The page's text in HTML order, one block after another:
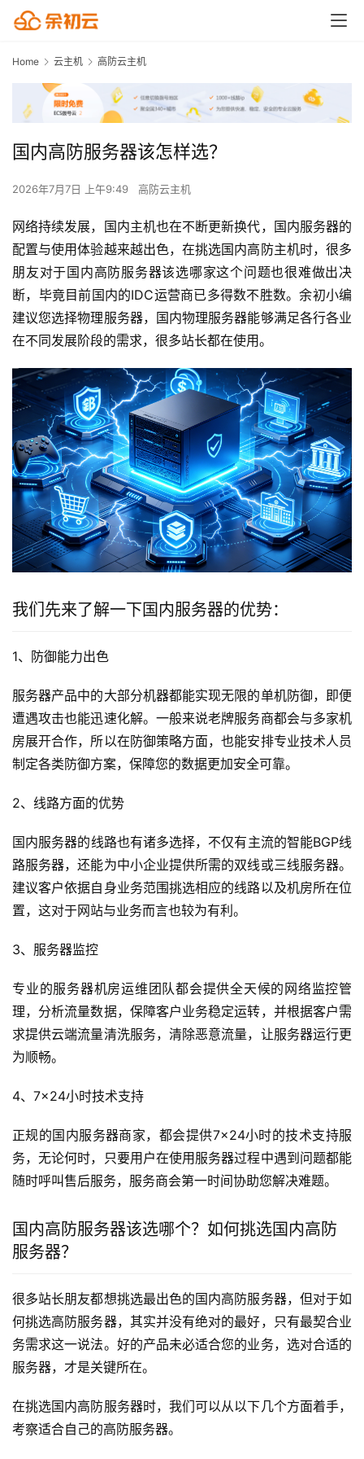
Home 云主机 高防云主机
国内高防服务器该怎样选？
2026年7月7日 上午9:49 高防云主机
网络持续发展，国内主机也在不断更新换代，国内服务器的
配置与使用体验越来越出色，在挑选国内高防主机时，很多
朋友对于国内高防服务器该选哪家这个问题也很难做出决
断，毕竟目前国内的IDC运营商已多得数不胜数。余初小编
建议您选择物理服务器，国内物理服务器能够满足各行各业
在不同发展阶段的需求，很多站长都在使用。
我们先来了解一下国内服务器的优势：
1、防御能力出色
服务器产品中的大部分机器都能实现无限的单机防御，即便
遭遇攻击也能迅速化解。一般来说老牌服务商都会与多家机
房展开合作，所以在防御策略方面，也能安排专业技术人员
制定各类防御方案，保障您的数据更加安全可靠。
2、线路方面的优势
国内服务器的线路也有诸多选择，不仅有主流的智能BGP线
路服务器，还能为中小企业提供所需的双线或三线服务器。
建议客户依据自身业务范围挑选相应的线路以及机房所在位
置，这对于网站与业务而言也较为有利。
3、服务器监控
专业的服务器机房运维团队都会提供全天候的网络监控管
理，分析流量数据，保障客户业务稳定运转，并根据客户需
求提供云端流量清洗服务，清除恶意流量，让服务器运行更
为顺畅。
4、7×24小时技术支持
正规的国内服务器商家，都会提供7×24小时的技术支持服
务，无论何时，只要用户在使用服务器过程中遇到问题都能
随时呼叫售后服务，服务商会第一时间协助您解决难题。
国内高防服务器该选哪个？如何挑选国内高防
服务器？
很多站长朋友都想挑选最出色的国内高防服务器，但对于如
何挑选高防服务器，其实并没有绝对的最好，只有最契合业
务需求这一说法。好的产品未必适合您的业务，选对合适的
服务器，才是关键所在。
在挑选国内高防服务器时，我们可以从以下几个方面着手，
考察适合自己的高防服务器。